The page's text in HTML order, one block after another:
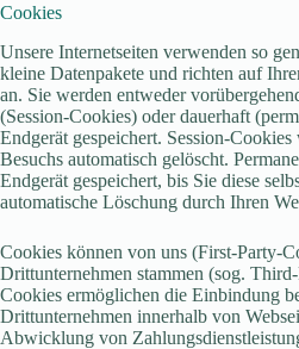
Cookies
Unsere Internetseiten verwenden so
kleine Datenpakete und richten auf
an. Sie werden entweder
(Session-Cookies) oder dauerhaft
Endgerät gespeichert. Session-
Besuchs automatisch gelöscht.
Endgerät gespeichert, bis Sie diese
automatische Löschung durch Ihren
Cookies können von uns (First-Party-
Drittunternehmen stammen (sog.
Cookies ermöglichen die Einbindung
Drittunternehmen innerhalb von
Abwicklung von